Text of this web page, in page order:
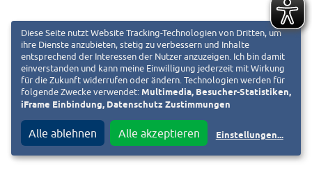
Diese Seite nutzt Website Tracking-Technologien von Dritten, um
ihre Dienste anzubieten, stetig zu verbessern und Inhalte
entsprechend der Interessen der Nutzer anzuzeigen. Ich bin damit
einverstanden und kann meine Einwilligung jederzeit mit Wirkung
für die Zukunft widerrufen oder ändern. Technologien werden für
folgende Zwecke verwendet: Multimedia, Besucher-Statistiken,
iFrame Einbindung, Datenschutz Zustimmungen
Alle ablehnen Alle akzeptieren Einstellungen...